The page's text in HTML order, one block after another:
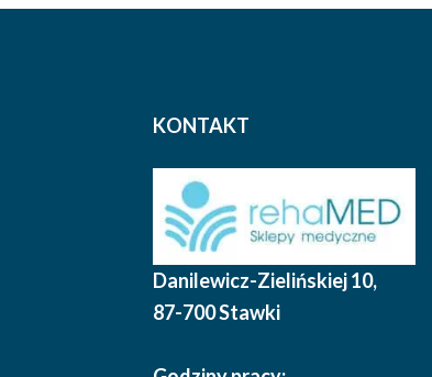
KONTAKT
Danilewicz-Zielińskiej 10,
87-700 Stawki